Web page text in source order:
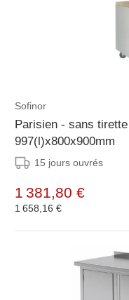
Sofinor
Parisien - sans
997(l)x800x900mm
15 jours ouvrés
1 381,80 €
1 658,16 €